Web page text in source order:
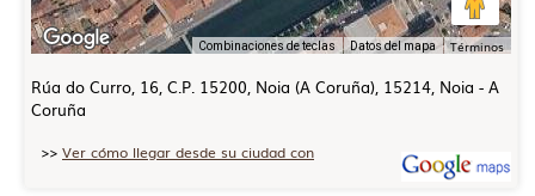
Combinaciones de teclas Datos del mapa Términos
Rúa do Curro, 16, C.P. 15200, Noia (A Coruña), 15214, Noia - A
Coruña
>> Ver cómo llegar desde su ciudad con